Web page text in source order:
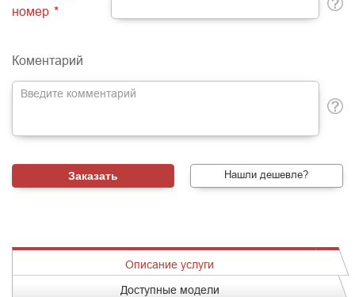
номер *
Коментарий
Нашли дешевле?
Описание услуги
Доступные модели